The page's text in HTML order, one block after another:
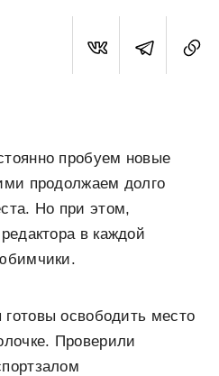
пробуем новые
продолжаем долго
Но при этом,
в каждой
освободить место
Проверили